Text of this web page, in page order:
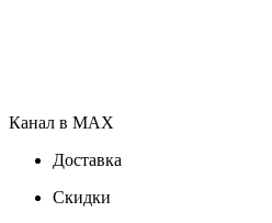
Канал в MAX
Доставка
Скидки